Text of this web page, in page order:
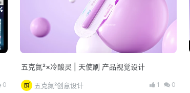
0
五克氮²×冷酸灵 | 天使刷 产品视觉设计
五克氮²创意设计 1 0